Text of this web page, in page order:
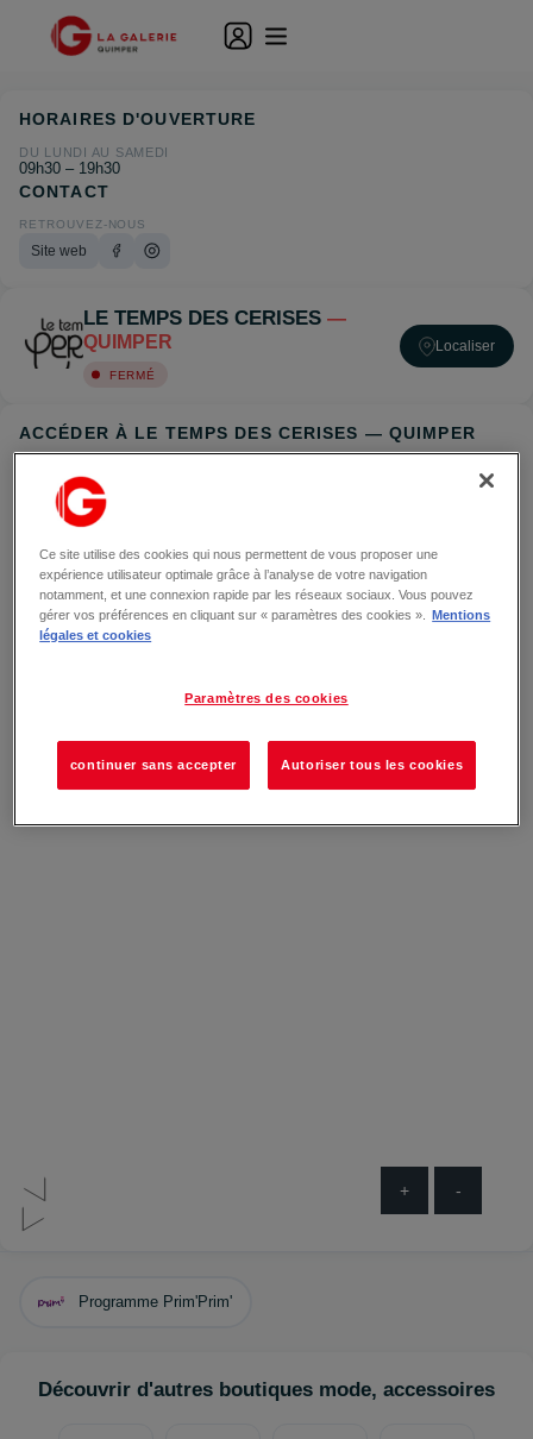
LE TEMPS DES CERISES —
QUIMPER
FERMÉ
Localiser
ACCÉDER À LE TEMPS DES CERISES — QUIMPER
+ -
HORAIRES D'OUVERTURE
DU LUNDI AU SAMEDI
09h30 – 19h30
CONTACT
RETROUVEZ-NOUS
Site web
Programme Prim'Prim'
Découvrir d'autres boutiques mode, accessoires
Ce site utilise des cookies qui nous permettent de vous proposer une
expérience utilisateur optimale grâce à l’analyse de votre navigation
notamment, et une connexion rapide par les réseaux sociaux. Vous pouvez
gérer vos préférences en cliquant sur « paramètres des cookies ».
Mentions
légales et cookies
Paramètres des cookies
continuer sans accepter Autoriser tous les cookies